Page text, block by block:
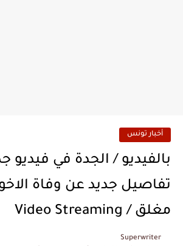
أخبار تونس
بالفيديو / الجدة في
تفاصيل جديد عن وفاة
مغلق / Video Streaming
Superwriter